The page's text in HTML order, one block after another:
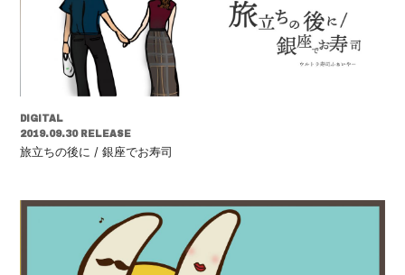
DIGITAL
2019.09.30 RELEASE
旅立ちの後に / 銀座でお寿司